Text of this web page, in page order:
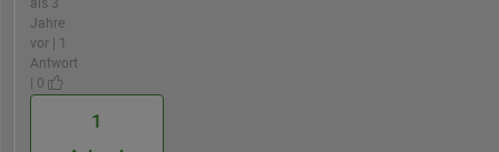
Jahre
vor | 1
Antwort
| 0
1